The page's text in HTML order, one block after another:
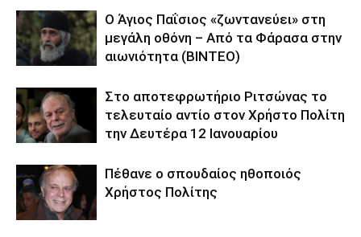
Ο Άγιος Παΐσιος «ζωντανεύει» στη
μεγάλη οθόνη – Από τα Φάρασα στην
αιωνιότητα (BINTEO)
Στο αποτεφρωτήριο Ριτσώνας το
τελευταίο αντίο στον Χρήστο Πολίτη
την Δευτέρα 12 Ιανουαρίου
Πέθανε ο σπουδαίος ηθοποιός
Χρήστος Πολίτης